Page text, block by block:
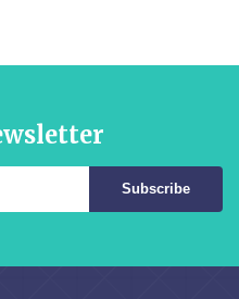
Subscribe